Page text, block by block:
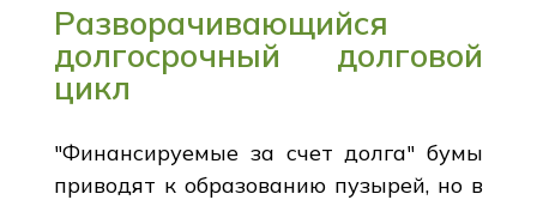
Разворачивающийся
долгосрочный долговой
цикл
"Финансируемые за счет долга" бумы
приводят к образованию пузырей, но в